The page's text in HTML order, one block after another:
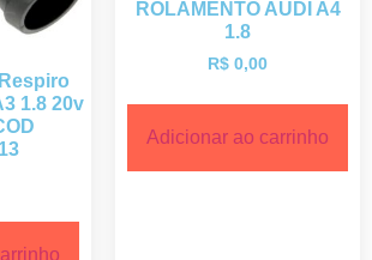
1.8 20v
ROLAMENTO AUDI A4
1.8
R$ 0,00
Adicionar ao carrinho